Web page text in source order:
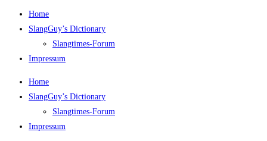
Home
SlangGuy’s Dic­tion­a­ry
Slang­times-Forum
Impres­sum
Home
SlangGuy’s Dic­tion­a­ry
Slang­times-Forum
Impres­sum